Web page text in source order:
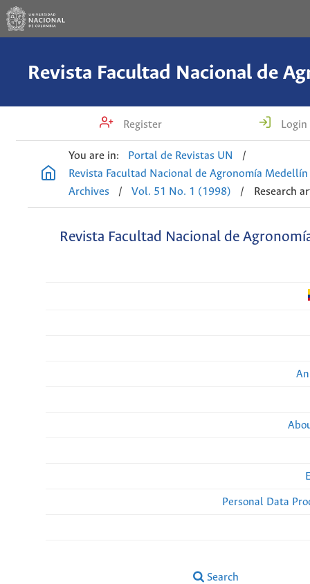
Register Login
You are in: Portal de Revistas UN
/
Revista Facultad Nacional de Agronomía Medellín
Archives
/ Vol. 51 No. 1 (1998) / Research
Revista Facultad Nacional de
Personal Data
Search